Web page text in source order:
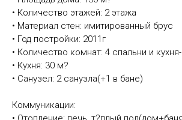
• Количество этажей: 2 этажа
• Материал стен: имитированный брус
• Год постройки: 2011г
• Количество комнат: 4 спальни и
• Кухня: 30 м?
• Санузел: 2 санузла(+1 в бане)
Коммуникации: